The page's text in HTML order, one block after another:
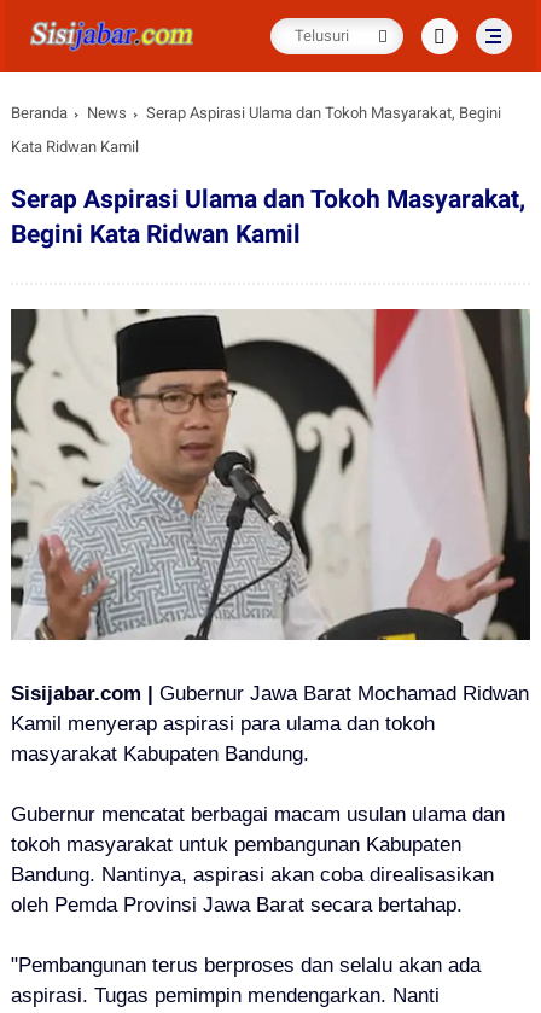
Beranda News
Serap Aspirasi Ulama dan Tokoh Masyarakat, Begini
Kata Ridwan Kamil
Serap Aspirasi Ulama dan Tokoh Masyarakat,
Begini Kata Ridwan Kamil
Sisijabar.com |
Gubernur Jawa Barat Mochamad Ridwan
Kamil menyerap aspirasi para ulama dan tokoh
masyarakat Kabupaten Bandung.
Gubernur mencatat berbagai macam usulan ulama dan
tokoh masyarakat untuk pembangunan Kabupaten
Bandung. Nantinya, aspirasi akan coba direalisasikan
oleh Pemda Provinsi Jawa Barat secara bertahap.
"Pembangunan terus berproses dan selalu akan ada
aspirasi. Tugas pemimpin mendengarkan. Nanti